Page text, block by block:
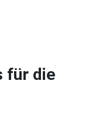
für die